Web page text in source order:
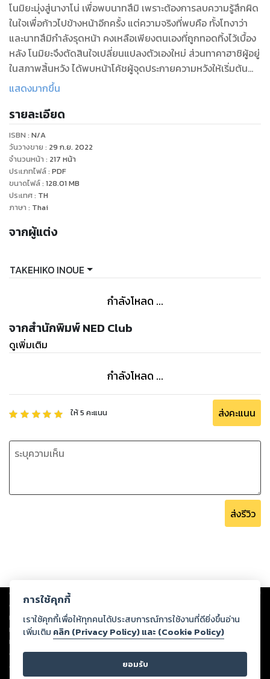
โนมิยะมุ่งสู่นางาโน่ เพื่อพบนาทสึมิ เพราะต้องการลบความรู้สึกผิด
ในใจเพื่อก้าวไปข้างหน้าอีกครั้ง แต่ความจริงที่พบคือ ทั้งโทงาว่า
และนาทสึมิกำลังรุดหน้า คงเหลือเพียงตนเองที่ถูกทอดทิ้งไว้เบื้อง
หลัง โนมิยะจึงตัดสินใจเปลี่ยนแปลงตัวเองใหม่ ส่วนทาคาฮาชิผู้อยู่
ในสภาพสิ้นหวัง ได้พบหน้าโค้ชผู้จุดประกายความหวังให้เริ่มต้น
ใหม่อีกครั้ง
แสดงมากขึ้น
รายละเอียด
ISBN : N/A
วันวางขาย : 29 ก.ย. 2022
จำนวนหน้า : 217 หน้า
ประเภทไฟล์: PDF
ขนาดไฟล์: 128.01 MB
ประเทศ: TH
ภาษา : Thai
จากผู้แต่ง
TAKEHIKO INOUE
กำลังโหลด ...
จากสำนักพิมพ์ NED Club
ดูเพิ่มเติม
กำลังโหลด ...
ให้5 คะแนน ส่งคะแนน
ส่งรีวิว
Copyright © 2026
ต่อผลงานหรือเนื้อหาใดที่อัปโหลดผ่านเว็บไซต์และปรากฏว่าละเมิดสิทธิใน
ทรัพย์สินทางปัญญาของบุคคลอื่นหรือขัดต่อกฎหมายและศีลธรรม ดังนั้น ผู้อ่าน
ทุกท่านโปรดใช้วิจารณญาณในการกลั่นกรองด้วยตนเอง และหากท่านพบว่าส่วน
หนึ่งส่วนใดขัดต่อกฎหมายและศีลธรรม กรุณาแจ้งมายังบริษัท เพื่อทีมงานจะได้
ดำเนินการในทันที ทั้งนี้ ทางสตอรี่ล็อกขอสงวนลิขสิทธิ์ตามพระราชบัญญัติ
ลิขสิทธิ์ พ.ศ. 2537 (ฉบับล่าสุด)
การใช้คุกกี้
เราใช้คุกกี้เพื่อให้ทุกคนได้ประสบการณ์การใช้งานที่ดียิ่งขึ้นอ่าน
เพิ่มเติม คลิก (Privacy Policy) และ (Cookie Policy)
ยอมรับ